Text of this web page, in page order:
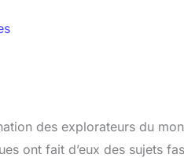
des explorateurs du
ont fait d’eux des sujets